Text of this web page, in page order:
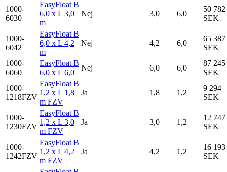
1000-
6030
EasyFloat B
6,0 x L 3,0
m
Nej 3,0 6,0
50 782
SEK
1000-
6042
EasyFloat B
6,0 x L 4,2
m
Nej 4,2 6,0
65 387
SEK
1000-
6060
EasyFloat B
6,0 x L 6,0
Nej 6,0 6,0
87 245
SEK
1000-
1218FZV
EasyFloat B
1,2 x L 1,8
m FZV
Ja 1,8 1,2
9 294
SEK
1000-
1230FZV
EasyFloat B
1,2 x L 3,0
m FZV
Ja 3,0 1,2
12 747
SEK
1000-
1242FZV
EasyFloat B
1,2 x L 4,2
m FZV
Ja 4,2 1,2
16 193
SEK